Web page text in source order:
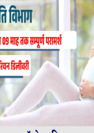
एनडीपीएस एक्ट की
दर्ज कर न्यायिक रिमांड
कि एंड-टू-एंड इन्वेस्टिगेशन
प्वाइंट तक की
है।